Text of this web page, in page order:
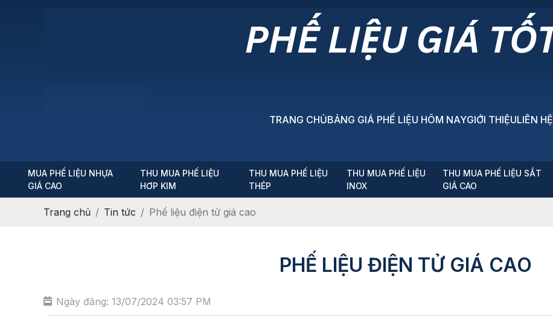
TRANG CHỦBẢNG GIÁ PHẾ LIỆU HÔM NAYGIỚI THIỆULIÊN HỆ
MUA PHẾ LIỆU NHỰA
GIÁ CAO
THU MUA PHẾ LIỆU
HƠP KIM
THU MUA PHẾ LIỆU
THÉP
THU MUA PHẾ LIỆU
INOX
THU MUA PHẾ LIỆU SẮT
GIÁ CAO
Trang chủ Tin tức Phế liệu điện tử giá cao
PHẾ LIỆU ĐIỆN TỬ GIÁ CAO
Ngày đăng: 13/07/2024 03:57 PM